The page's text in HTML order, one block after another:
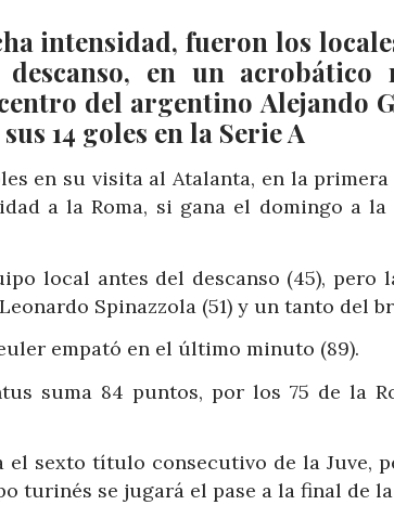
intensidad, fueron los
en un acrobático
del argentino Alejando
14 goles en la Serie A
en su visita al Atalanta, en la
a la Roma, si gana el domingo a la
local antes del descanso (45), pero
Spinazzola (51) y un tanto del
empató en el último minuto (89).
suma 84 puntos, por los 75 de la
el sexto título consecutivo de la Juve,
turinés se jugará el pase a la final de